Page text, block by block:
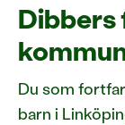
Dibbers
Du som
barn i